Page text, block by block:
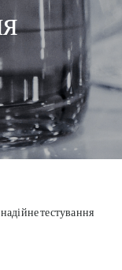
тестування